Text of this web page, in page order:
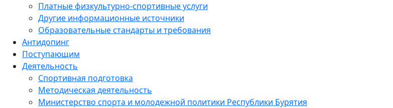
Платные физкультурно-спортивные услуги
Другие информационные источники
Образовательные стандарты и требования
Антидопинг
Поступающим
Деятельность
Спортивная подготовка
Методическая деятельность
Министерство спорта и молодежной политики Республики Бурятия